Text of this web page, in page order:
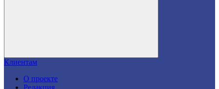
Клиентам
О проекте
Редакция